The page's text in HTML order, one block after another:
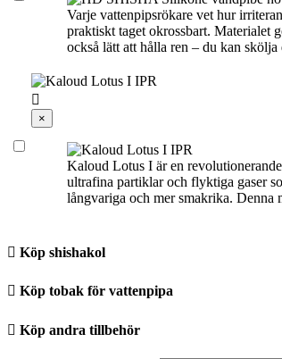
Varje vattenpipsrökare vet hur
praktiskt taget okrossbart. Materialet
också lätt att hålla ren – du kan

×
Kaloud Lotus I är en
ultrafina partiklar och flyktiga gaser
långvariga och mer smakrika.
 Köp shishakol
 Köp tobak för vattenpipa
 Köp andra tillbehör